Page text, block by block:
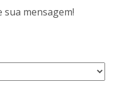
sua mensagem!